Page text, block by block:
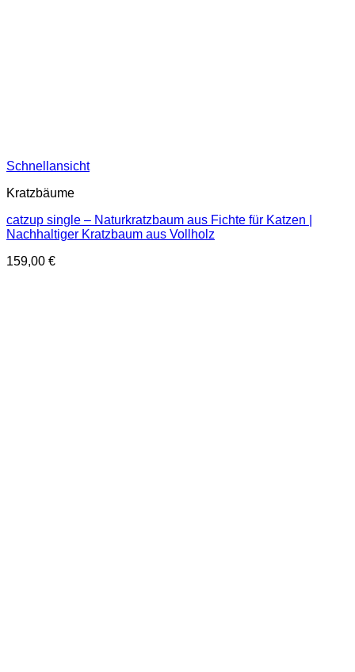
Schnellansicht
Kratzbäume
catzup single – Naturkratzbaum aus Fichte für Katzen |
Nachhaltiger Kratzbaum aus Vollholz
159,00 €